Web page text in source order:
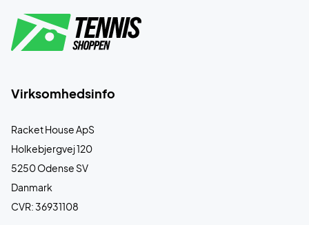
Virksomhedsinfo
Racket House ApS
Holkebjergvej 120
5250 Odense SV
Danmark
CVR: 36931108